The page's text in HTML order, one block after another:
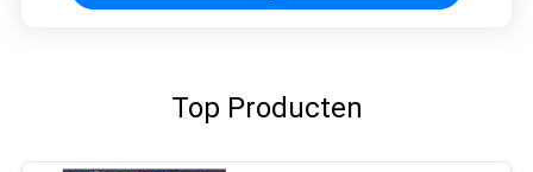
Top Producten